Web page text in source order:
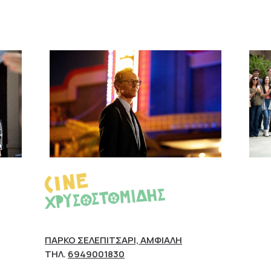
ΠΆΡΚΟ ΣΕΛΕΠΊΤΣΑΡΙ, ΑΜΦΙΆΛΗ
ΤΗΛ. 6949001830